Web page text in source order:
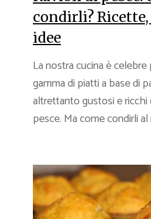
condirli?
idee
La nostra cucina è celebre
gamma di piatti a base di
altrettanto gustosi e ricchi
pesce. Ma come condirli al